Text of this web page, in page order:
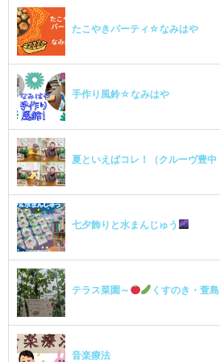
たこやきパーティ☆なみはや
手作り風鈴☆なみはや
夏といえばコレ！（クルーヴ豊中
七夕飾りと水まんじゅう
テラス菜園～ くすのき・萱島
音楽療法